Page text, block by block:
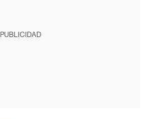
PUBLICIDAD